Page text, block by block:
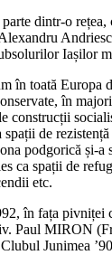
dintr-o
Iașilor
în toată Europa
în
construcții
de
podgorică și-a
ca spații de
etc.
în fața pivniței
Paul MIRON
Junimea